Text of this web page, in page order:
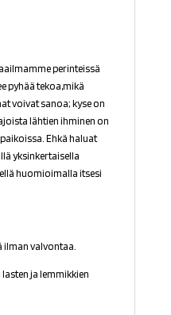
perinteissä
pyhää tekoa,mikä
voivat sanoa; kyse on
lähtien ihminen on
Ehkä haluat
yksinkertaisella
huomioimalla itsesi
ilman valvontaa.
ja lemmikkien